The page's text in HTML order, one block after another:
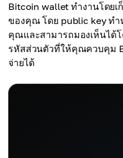
Bitcoin wallet ทำงานโดย
ของคุณ โดย public key ทำ
คุณและสามารถมองเห็นได้
รหัสส่วนตัวที่ให้คุณควบคุม
จ่ายได้